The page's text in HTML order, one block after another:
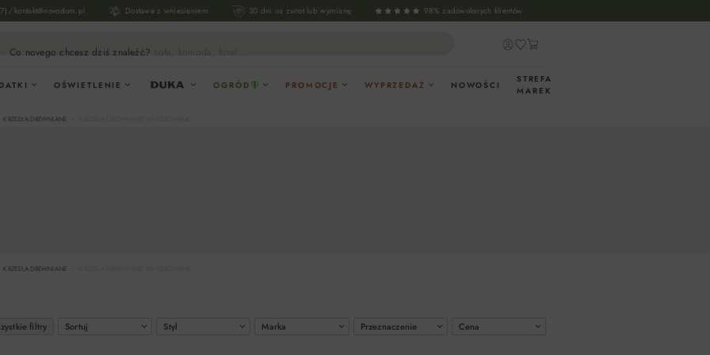
/ kontakt@novodom.pl Dostawa z wniesieniem 30 dni na zwrot lub wymianę 98% zadowolonych klientów
Co novego chcesz dziś znaleźć? sofa, komoda, fotel...
OŚWIETLENIE OGRÓD PROMOCJE WYPRZEDAŻ NOWOŚCI
STREFA
MAREK
KRZESŁA DREWNIANE
KRZESŁA DREWNIANE
filtry Cena
Sortuj Styl Marka Przeznaczenie